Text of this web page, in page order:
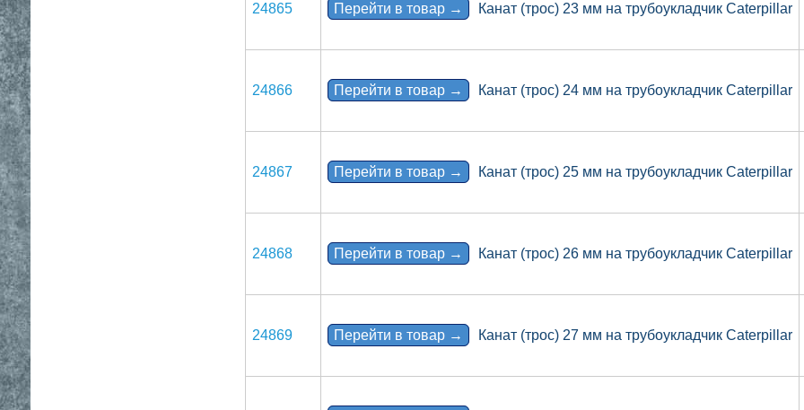
24865 Перейти в товар → Канат (трос) 23 мм на трубоукладчик Caterpillar
24866 Перейти в товар → Канат (трос) 24 мм на трубоукладчик Caterpillar
24867 Перейти в товар → Канат (трос) 25 мм на трубоукладчик Caterpillar
24868 Перейти в товар → Канат (трос) 26 мм на трубоукладчик Caterpillar
24869 Перейти в товар → Канат (трос) 27 мм на трубоукладчик Caterpillar